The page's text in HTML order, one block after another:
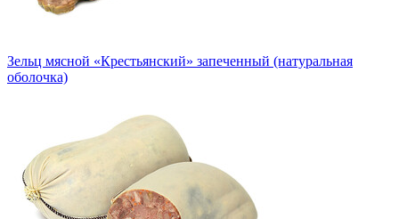
Зельц мясной «Крестьянский» запеченный (натуральная
оболочка)